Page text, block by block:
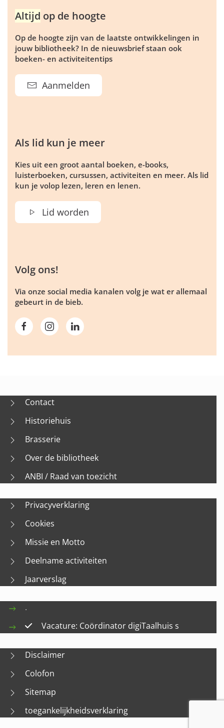
Altijd op de hoogte
Op de hoogte zijn van de laatste ontwikkelingen in
jouw bibliotheek? In de nieuwsbrief staan ook
boeken- en activiteitentips
Aanmelden
Als lid kun je meer
Kies uit een groot aantal boeken, e-books,
luisterboeken, cursussen, activiteiten en meer. Als lid
kun je volop lezen, leren en lenen.
Lid worden
Volg ons!
Via onze social media kanalen volg je wat er allemaal
gebeurt in de bieb.
Contact
Historiehuis
Brasserie
Over de bibliotheek
ANBI / Raad van toezicht
Privacyverklaring
Cookies
Missie en Motto
Deelname activiteiten
Jaarverslag
.
Vacature: Coördinator digiTaalhuis s
Disclaimer
Colofon
Sitemap
toegankelijkheidsverklaring